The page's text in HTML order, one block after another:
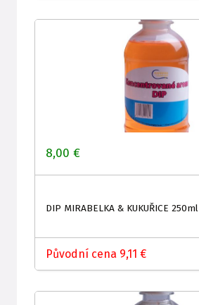
8,00 €
DIP MIRABELKA & KUKUŘICE 250ml
Původní cena 9,11 €